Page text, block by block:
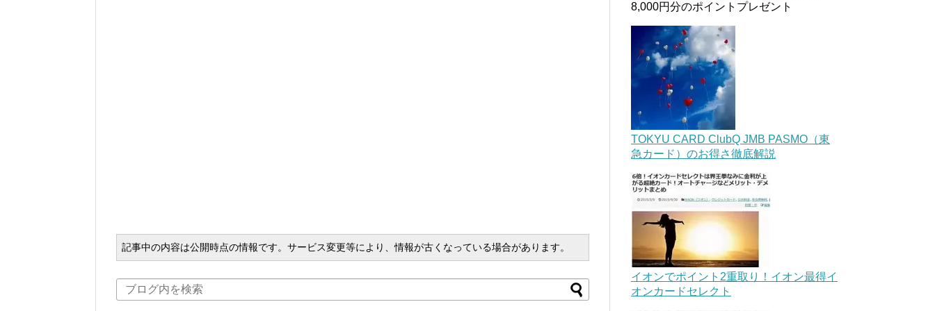
記事中の内容は公開時点の情報です。サービス変更等により、情報が古くなっている場合があります。
8,000円分のポイントプレゼント
TOKYU CARD ClubQ JMB PASMO（東
急カード）のお得さ徹底解説
イオンでポイント2重取り！イオン最得イ
オンカードセレクト